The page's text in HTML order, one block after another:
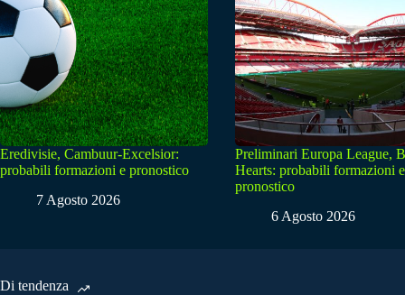
Eredivisie, Cambuur-Excelsior:
probabili formazioni e pronostico
7 Agosto 2026
Preliminari Europa League,
Hearts: probabili formazioni e
pronostico
6 Agosto 2026
Di tendenza